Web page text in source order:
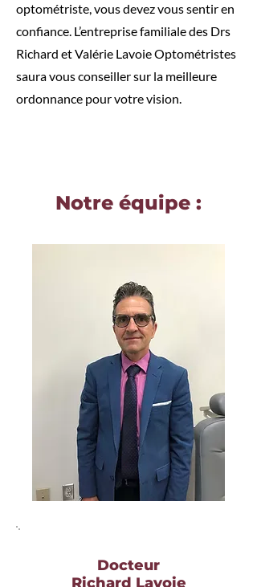
optométriste, vous devez vous sentir en
confiance. L’entreprise familiale des Drs
Richard et Valérie Lavoie Optométristes
saura vous conseiller sur la meilleure
ordonnance pour votre vision.
Notre équipe :
Docteur
Richard Lavoie